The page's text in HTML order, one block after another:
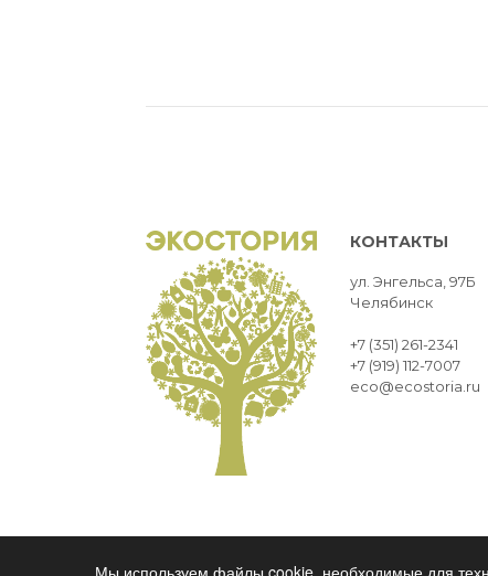
КОНТАКТЫ
ул. Энгельса, 97Б
Челябинск
+7 (351) 261-2341
+7 (919) 112-7007
eco@ecostoria.ru